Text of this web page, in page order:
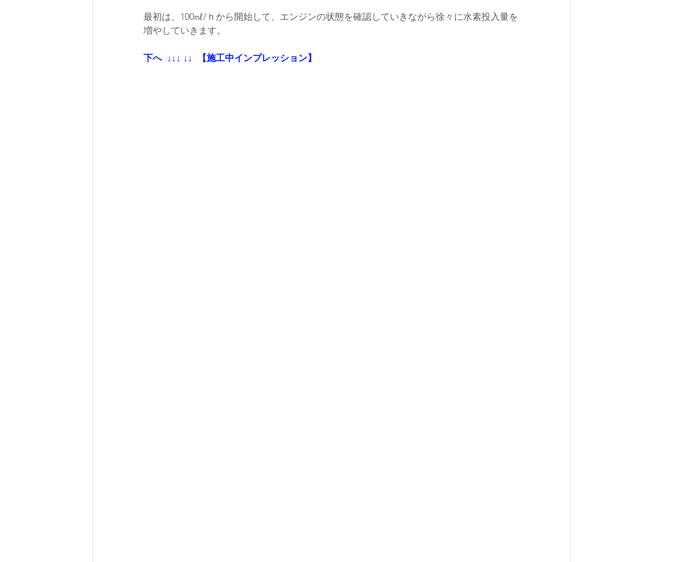
最初は、100㎖/ｈから開始して、エンジンの状態を確認していきながら徐々に水素投入量を
増やしていきます。
下へ  ↓↓↓ ↓↓  【施工中インプレッション】